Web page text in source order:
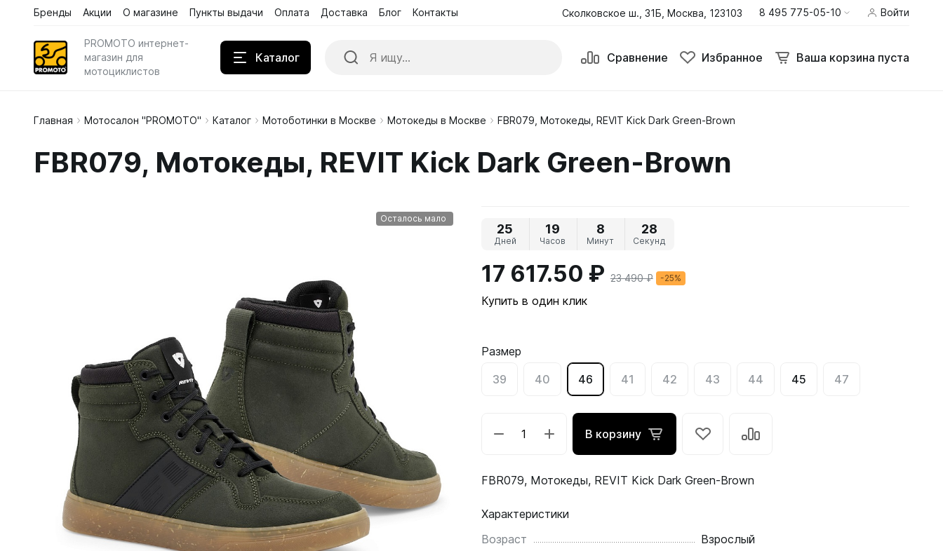
Бренды Акции О магазине Пункты выдачи Оплата Доставка Блог Контакты Сколковское ш., 31Б, Москва, 123103 8 495 775-05-10 Войти
PROMOTO интернет-
магазин для
мотоциклистов
Каталог Сравнение Избранное Ваша корзина пуста
Дождевики
Кожаные комбинезоны
Куртки
Обувь
Термобелье
Шлемы
Главная Мотосалон "PROMOTO" Каталог Мотоботинки в Москве Мотокеды в Москве FBR079, Мотокеды, REVIT Kick Dark Green-Brown
FBR079, Мотокеды, REVIT Kick Dark Green-Brown
Осталось мало
25
Дней
19
Часов
8
Минут
28
Секунд
17 617.50 ₽ 23 490 ₽ -25%
Купить в один клик
Размер
39
40 46 41 42 43 44 45 47
В корзину
FBR079, Мотокеды, REVIT Kick Dark Green-Brown
Характеристики
Возраст
Взрослый